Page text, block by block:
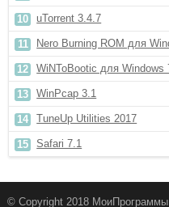
uTorrent 3.4.7
Nero Burning ROM для
WiNToBootic для Windows
WinPcap 3.1
TuneUp Utilities 2017
Safari 7.1
© Copyright 2018 МоиПрограммы